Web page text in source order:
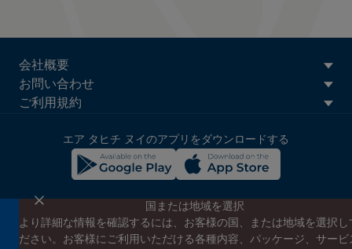
ATN:
Footer
menu
会社概要
お問い合わせ
ご利用規約
エア タヒチ ヌイのアプリをダウンロードする
エア タヒチ ヌイのニュースレターに登録する
エア タヒチ ヌイやタヒチの最新情報、スペシャルプロモーショ
国または地域を選択
より詳細な情報を確認するには、お客様の国、または地域を選択し
ださい。お客様にご利用いただける各種内容、パッケージ、サービ